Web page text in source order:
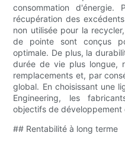
consommation d'énergie.
récupération des
non utilisée pour la
de pointe sont conçus
optimale. De plus, la
durée de vie plus longue,
remplacements et, par
global. En choisissant une
Engineering, les
objectifs de développement
## Rentabilité à long terme